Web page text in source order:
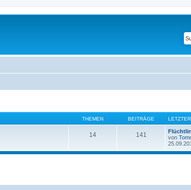
THEMEN BEITRÄGE
14 141
von